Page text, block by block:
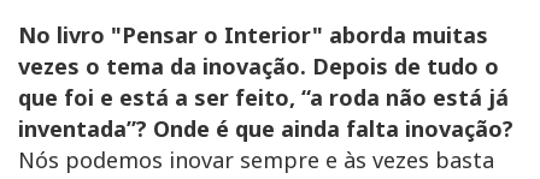
No livro "Pensar o Interior" aborda muitas
vezes o tema da inovação. Depois de tudo o
que foi e está a ser feito, “a roda não está já
inventada”? Onde é que ainda falta inovação?
Nós podemos inovar sempre e às vezes basta